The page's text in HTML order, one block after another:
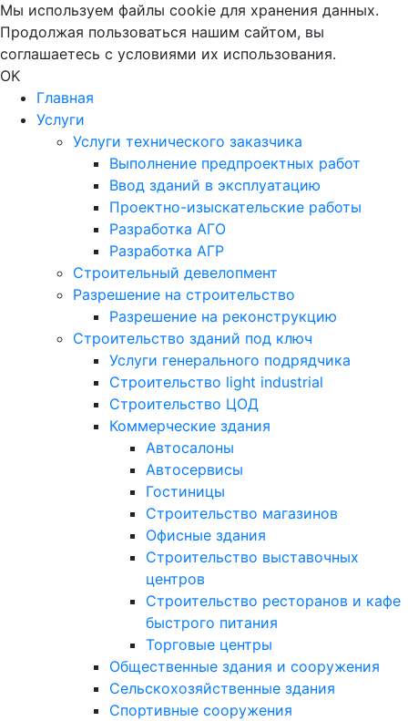
Мы используем файлы cookie для хранения данных.
Продолжая пользоваться нашим сайтом, вы
соглашаетесь с условиями их использования.
OK
Главная
Услуги
Услуги технического заказчика
Выполнение предпроектных работ
Ввод зданий в эксплуатацию
Проектно-изыскательские работы
Разработка АГО
Разработка АГР
Строительный девелопмент
Разрешение на строительство
Разрешение на реконструкцию
Строительство зданий под ключ
Услуги генерального подрядчика
Строительство light industrial
Строительство ЦОД
Коммерческие здания
Автосалоны
Автосервисы
Гостиницы
Строительство магазинов
Офисные здания
Строительство выставочных
центров
Строительство ресторанов и кафе
быстрого питания
Торговые центры
Общественные здания и сооружения
Сельскохозяйственные здания
Спортивные сооружения